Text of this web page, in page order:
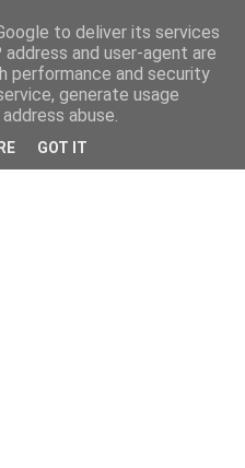
to deliver its services
and user-agent are
performance and security
generate usage
abuse.
GOT IT